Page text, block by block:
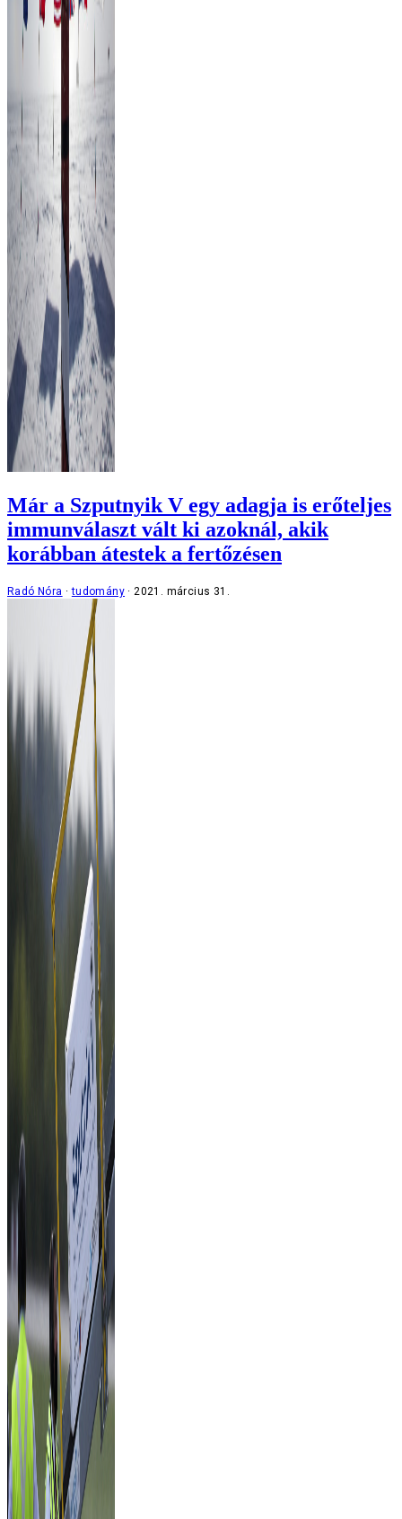
Már a Szputnyik V egy adagja is erőteljes
immunválaszt vált ki azoknál, akik
korábban átestek a fertőzésen
Radó Nóra tudomány 2021. március 31.